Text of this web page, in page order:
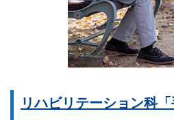
リハビリテーション科